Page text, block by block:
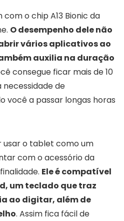
com o chip A13 Bionic da
O desempenho dele não
vários aplicativos ao
auxilia na duração
consegue ficar mais de 10
de
você a passar longas horas
usar o tablet como um
com o acessório da
Ele é compatível
um teclado que traz
ao digitar, além de
. Assim fica fácil de